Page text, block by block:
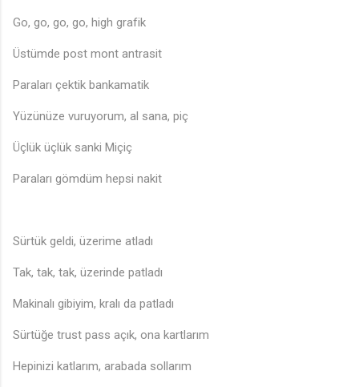
Go, go, go, go, high grafik
Üstümde post mont antrasit
Paraları çektik bankamatik
Yüzünüze vuruyorum, al sana, piç
Üçlük üçlük sanki Miçiç
Paraları gömdüm hepsi nakit
Sürtük geldi, üzerime atladı
Tak, tak, tak, üzerinde patladı
Makinalı gibiyim, kralı da patladı
Sürtüğe trust pass açık, ona kartlarım
Hepinizi katlarım, arabada sollarım